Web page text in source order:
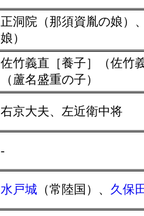
正洞院（那須資胤の娘）
娘）
佐竹義直［養子］（佐竹
（蘆名盛重の子）
右京大夫、左近衛中将
-
水戸城 （常陸国）、 久保